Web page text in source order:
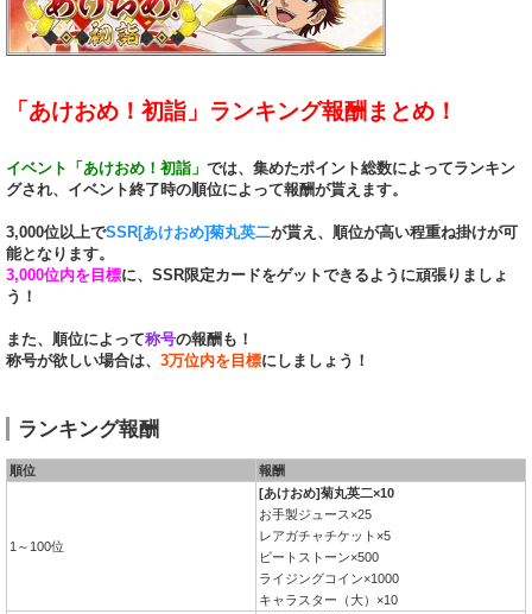
「あけおめ！初詣」ランキング報酬まとめ！
イベント「あけおめ！初詣」 では、集めたポイント総数によってランキン
グされ、イベント終了時の順位によって報酬が貰えます。
3,000位以上でSSR[あけおめ]菊丸英二が貰え、順位が高い程重ね掛けが可
能となります。
3,000位内を目標に、SSR限定カードをゲットできるように頑張りましょ
う！
また、順位によって称号の報酬も！
称号が欲しい場合は、 3万位内を目標にしましょう！
ランキング報酬
順位 報酬
1～100位
[あけおめ]菊丸英二×10
お手製ジュース×25
レアガチャチケット×5
ビートストーン×500
ライジングコイン×1000
キャラスター（大）×10